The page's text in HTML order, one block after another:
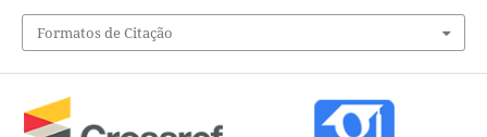
Formatos de Citação